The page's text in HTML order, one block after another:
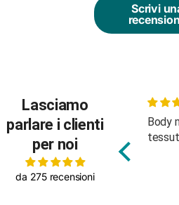
Scrivi
Lasciamo
parlare i clienti
per noi
da 275 recensioni
Body molto carino, buon